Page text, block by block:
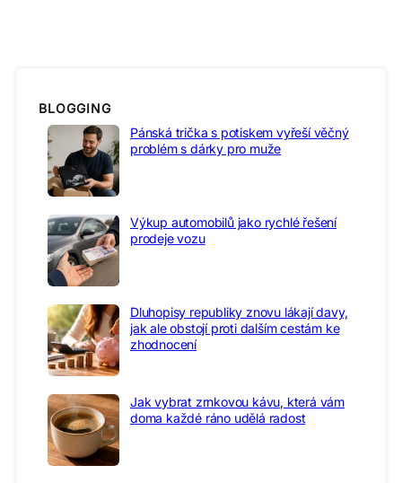
BLOGGING
Pánská trička s potiskem vyřeší věčný
problém s dárky pro muže
Výkup automobilů jako rychlé řešení
prodeje vozu
Dluhopisy republiky znovu lákají davy,
jak ale obstojí proti dalším cestám ke
zhodnocení
Jak vybrat zrnkovou kávu, která vám
doma každé ráno udělá radost